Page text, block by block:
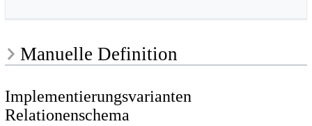
Manuelle Definition
Implementierungsvarianten
Relationenschema